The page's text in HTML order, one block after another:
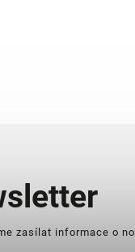
zasílat informace o